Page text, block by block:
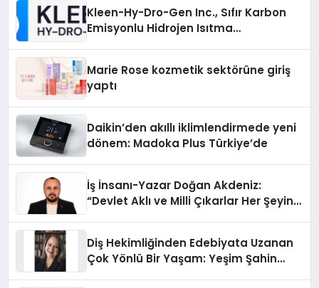
Kleen-Hy-Dro-Gen Inc., Sıfır Karbon
Emisyonlu Hidrojen Isıtma
Marie Rose kozmetik sektörüne giriş
yaptı
Daikin’den akıllı iklimlendirmede yeni
dönem: Madoka Plus Türkiye’de
İş İnsanı-Yazar Doğan Akdeniz:
“Devlet Aklı ve Milli Çıkarlar Her Şeyin
Diş Hekimliğinden Edebiyata Uzanan
Çok Yönlü Bir Yaşam: Yeşim Şahin